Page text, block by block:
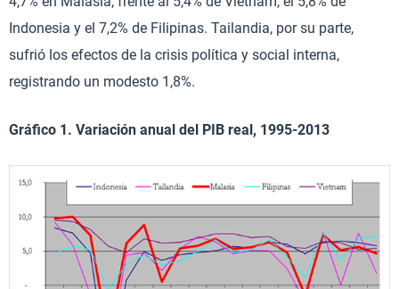
Indonesia y el 7,2% de Filipinas. Tailandia, por su parte,
sufrió los efectos de la crisis política y social interna,
registrando un modesto 1,8%.
Gráfico 1. Variación anual del PIB real, 1995-2013